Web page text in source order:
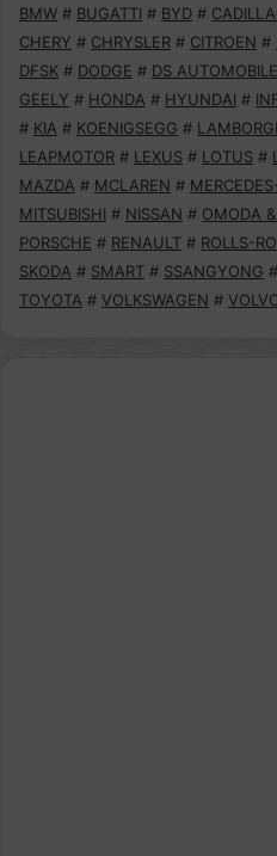
BMW # BUGATTI # BYD #
CHERY # CHRYSLER # CITROEN #
DFSK # DODGE # DS
GEELY # HONDA # HYUNDAI #
# KIA # KOENIGSEGG #
LEAPMOTOR # LEXUS # LOTUS #
MAZDA # MCLAREN #
MITSUBISHI # NISSAN # OMODA
PORSCHE # RENAULT # ROLLS-
SKODA # SMART # SSANGYONG #
TOYOTA # VOLKSWAGEN #